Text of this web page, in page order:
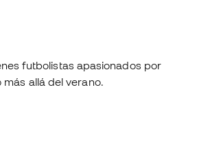
futbolistas apasionados por
allá del verano.